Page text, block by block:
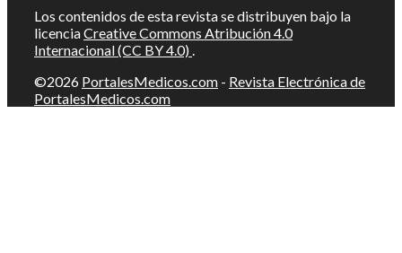
Los contenidos de esta revista se distribuyen bajo la
licenciaCreative Commons Atribución 4.0
Internacional (CC BY 4.0) .
©2026 PortalesMedicos.com - Revista Electrónica de
PortalesMedicos.com